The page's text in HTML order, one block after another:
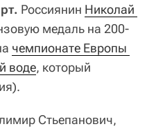
Россиянин Николай
медаль на 200-
чемпионате Европы
воде, который
Стьепанович,